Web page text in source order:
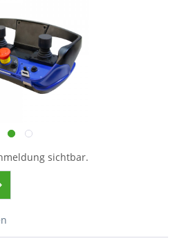
sichtbar.